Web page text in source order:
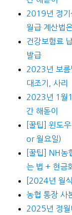
2019년 정기
월급 계산법
건강보험료
발급
2023년 보름
대조기, 사리
2023년 1월1
간 해돋이
[꿀팁] 윈도
or 월요일)
[꿀팁] NH농
는 법 + 현금
[2024년 월
농협 통장 사
2025년 정월